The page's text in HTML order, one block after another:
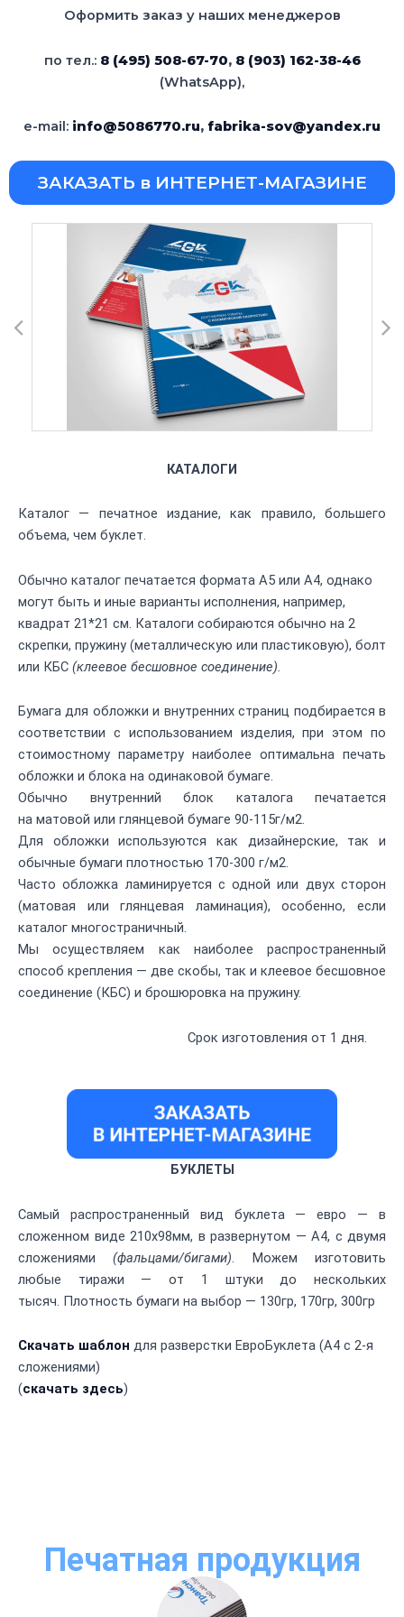
Оформить заказ у наших менеджеров
по тел.: 8 (495) 508-67-70, 8 (903) 162-38-46
(WhatsApp),
e-mail: info@5086770.ru, fabrika-sov@yandex.ru
ЗАКАЗАТЬ в ИНТЕРНЕТ-МАГАЗИНЕ
КАТАЛОГИ
Каталог — печатное издание, как правило, большего
объема, чем буклет.
Обычно каталог печатается формата А5 или А4, однако
могут быть и иные варианты исполнения, например,
квадрат 21*21 см. Каталоги собираются обычно на 2
скрепки, пружину (металлическую или пластиковую), болт
или КБС (клеевое бесшовное соединение).
Бумага для обложки и внутренних страниц подбирается в
соответствии с использованием изделия, при этом по
стоимостному параметру наиболее оптимальна печать
обложки и блока на одинаковой бумаге.
Обычно внутренний блок каталога печатается
на матовой или глянцевой бумаге 90-115г/м2.
Для обложки используются как дизайнерские, так и
обычные бумаги плотностью 170-300 г/м2.
Часто обложка ламинируется с одной или двух сторон
(матовая или глянцевая ламинация), особенно, если
каталог многостраничный.
Мы осуществляем как наиболее распространенный
способ крепления — две скобы, так и клеевое бесшовное
соединение (КБС) и брошюровка на пружину.
Срок изготовления от 1 дня.
БУКЛЕТЫ
Самый распространенный вид буклета — евро — в
сложенном виде 210х98мм, в развернутом — А4, с двумя
сложениями(фальцами/бигами). Можем изготовить
любые тиражи — от 1 штуки до нескольких
тысяч. Плотность бумаги на выбор — 130гр, 170гр, 300гр
Скачать шаблон для разверстки ЕвроБуклета (А4 с 2-я
сложениями)
(скачать здесь)
Печатная продукция